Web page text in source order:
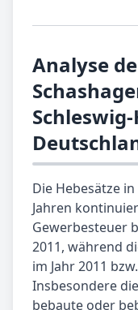
Analyse
Die Hebesätze
Jahren
Gewerbesteuer
2011, während
im Jahr 2011
Insbesondere
bebaute oder